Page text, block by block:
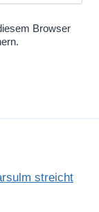
Browser
streicht